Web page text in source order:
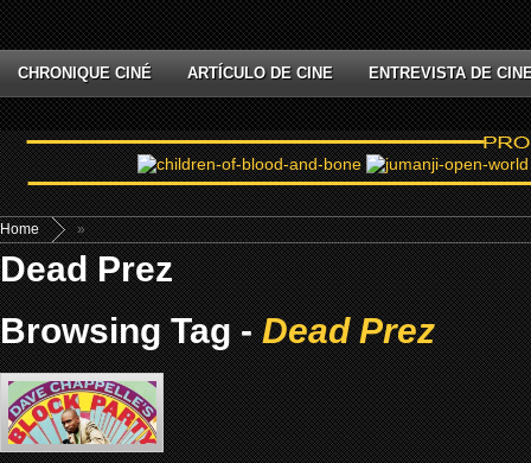
CHRONIQUE CINÉ ARTÍCULO DE CINE ENTREVISTA DE
Home »
Dead Prez
Browsing Tag -Dead Prez